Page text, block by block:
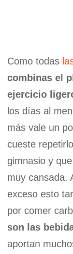
Como todas
combinas el
ejercicio
los días al
más vale un
cueste
gimnasio y
muy cansada.
exceso esto
por comer
son las
aportan